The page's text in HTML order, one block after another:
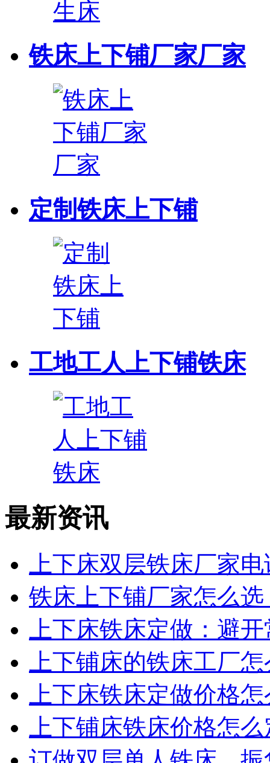
铁床上下铺厂家厂家
定制铁床上下铺
工地工人上下铺铁床
最新资讯
上下床双层铁床厂家
铁床上下铺厂家怎么
上下床铁床定做：避
上下铺床的铁床工厂
上下床铁床定做价格
上下铺床铁床价格怎